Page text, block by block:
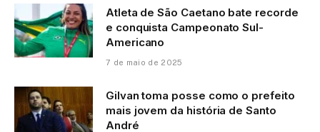
Atleta de São Caetano bate recorde
e conquista Campeonato Sul-
Americano
7 de maio de 2025
Gilvan toma posse como o prefeito
mais jovem da história de Santo
André